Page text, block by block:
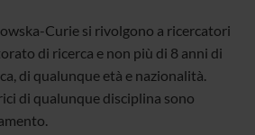
Curie si rivolgono a ricercatori
di ricerca e non più di 8 anni di
di qualunque età e nazionalità.
di qualunque disciplina sono